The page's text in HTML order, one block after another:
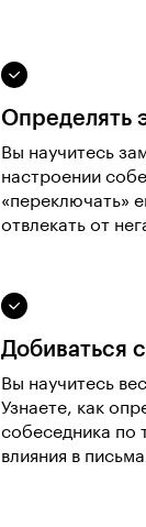
Определять
Вы научитесь
настроении
«переключать»
отвлекать от
Добиваться
Вы научитесь
Узнаете, как
собеседника по
влияния в